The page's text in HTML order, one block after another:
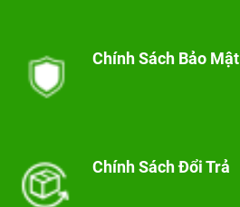
Chính Sách Bảo Mật
Chính Sách Đổi Trả